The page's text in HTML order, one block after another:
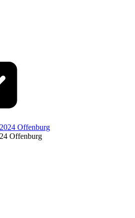
Offenburg